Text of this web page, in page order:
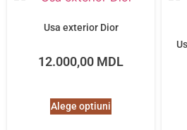
Usa exterior Dior
12.000,00 MDL
Alege optiuni